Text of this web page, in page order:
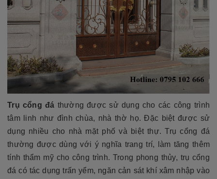
Trụ cổng đá thường được sử dụng cho các công trình
tâm linh như đình chùa, nhà thờ họ. Đặc biệt được sử
dụng nhiều cho nhà mặt phố và biệt thự. Trụ cổng đá
thường được dùng với ý nghĩa trang trí, làm tăng thêm
tính thẩm mỹ cho công trình. Trong phong thủy, trụ cổng
đá có tác dụng trấn yểm, ngăn cản sát khí xâm nhập vào